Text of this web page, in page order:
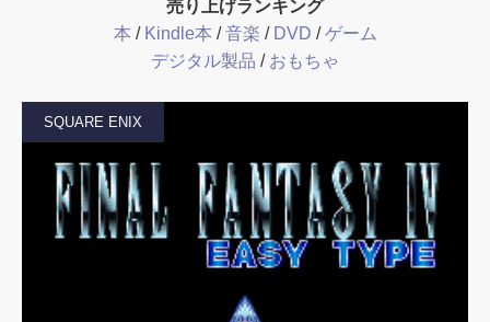
売り上げランキング
本 / Kindle本 /音楽 / DVD /ゲーム
デジタル製品 / おもちゃ
SQUARE ENIX